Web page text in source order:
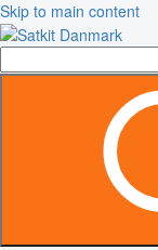
Skip to main content